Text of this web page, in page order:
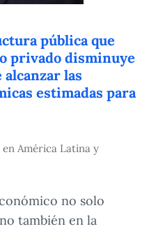
pública que
privado disminuye
las
estimadas para
América Latina y
no solo
también en la